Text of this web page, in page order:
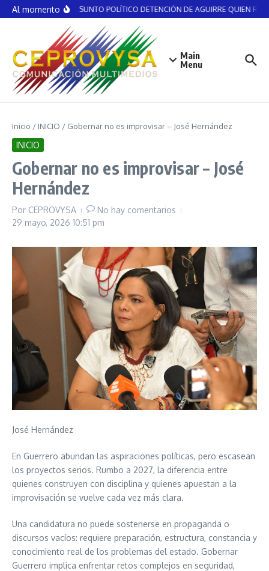
Saltar al contenido
Al momentoNO ES ASUNTO POLÍTICO DETENCIÓN DE AGUIRRE QUIEN
Main
Menu
Inicio / INICIO / Gobernar no es improvisar – José Hernández
INICIO
Gobernar no es improvisar – José
Hernández
Por CEPROVYSA
No hay comentarios
29 mayo, 2026 10:51 pm
José Hernández
En Guerrero abundan las aspiraciones políticas, pero escasean
los proyectos serios. Rumbo a 2027, la diferencia entre
quienes construyen con disciplina y quienes apuestan a la
improvisación se vuelve cada vez más clara.
Una candidatura no puede sostenerse en propaganda o
discursos vacíos: requiere preparación, estructura, constancia y
conocimiento real de los problemas del estado. Gobernar
Guerrero implica enfrentar retos complejos en seguridad,